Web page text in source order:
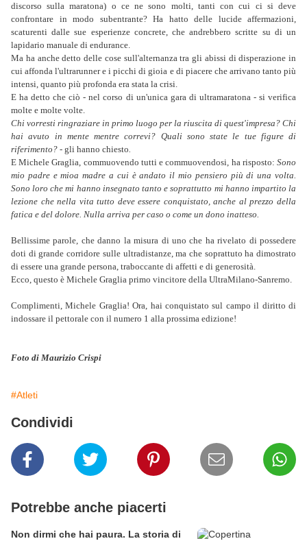
discorso sulla maratona) o ce ne sono molti, tanti con cui ci si deve
confrontare in modo subentrante? Ha hatto delle lucide affermazioni,
scaturenti dalle sue esperienze concrete, che andrebbero scritte su di un
lapidario manuale di endurance.
Ma ha anche detto delle cose sull'alternanza tra gli abissi di disperazione in
cui affonda l'ultrarunner e i picchi di gioia e di piacere che arrivano tanto più
intensi, quanto più profonda era stata la crisi.
E ha detto che ciò - nel corso di un'unica gara di ultramaratona - si verifica
molte e molte volte.
Chi vorresti ringraziare in primo luogo per la riuscita di quest'impresa? Chi
hai avuto in mente mentre correvi? Quali sono state le tue figure di
riferimento? - gli hanno chiesto.
E Michele Graglia, commuovendo tutti e commuovendosi, ha risposto: Sono
mio padre e mioa madre a cui è andato il mio pensiero più di una volta.
Sono loro che mi hanno insegnato tanto e soprattutto mi hanno impartito la
lezione che nella vita tutto deve essere conquistato, anche al prezzo della
fatica e del dolore. Nulla arriva per caso o come un dono inatteso.
Bellissime parole, che danno la misura di uno che ha rivelato di possedere
doti di grande corridore sulle ultradistanze, ma che soprattuto ha dimostrato
di essere una grande persona, traboccante di affetti e di generosità.
Ecco, questo è Michele Graglia primo vincitore della UltraMilano-Sanremo.
Complimenti, Michele Graglia! Ora, hai conquistato sul campo il diritto di
indossare il pettorale con il numero 1 alla prossima edizione!
Foto di Maurizio Crispi
#Atleti
Condividi
Potrebbe anche piacerti
Non dirmi che hai paura. La storia di